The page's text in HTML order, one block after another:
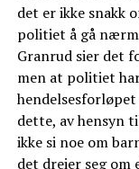
det er ikke snakk
politiet å gå
Granrud sier det
men at politiet
hendelsesforløpet
dette, av hensyn
ikke si noe om
det dreier seg om